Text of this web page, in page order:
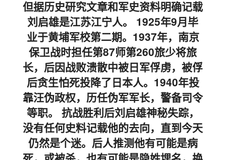
但据历史研究文章和军史资料明确记载
刘启雄是江苏江宁人。 1925年9月毕
业于黄埔军校第二期。1937年，南京
保卫战时担任第87师第260旅少将旅
长，后因战败溃散中被日军俘虏，被俘
后贪生怕死投降了日本人。1940年投
靠汪伪政权，历任伪军军长，警备司令
等职。 抗战胜利后刘启雄神秘失踪，
没有任何史料记载他的去向，直到今天
仍然是个迷。后人推测他有可能是病